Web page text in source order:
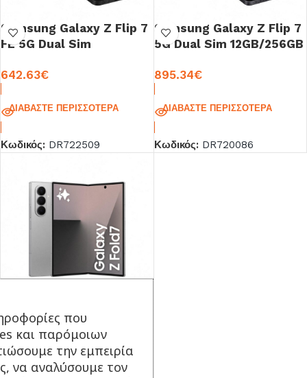
Samsung Galaxy Z Flip 7
FE 5G Dual Sim
642.63€
ΔΙΑΒΆΣΤΕ ΠΕΡΙΣΣΌΤΕΡΑ
Κωδικός: DR722509
Samsung Galaxy Z Flip 7
5G Dual Sim 12GB/256GB
895.34€
ΔΙΑΒΆΣΤΕ ΠΕΡΙΣΣΌΤΕΡΑ
Κωδικός: DR720086
Samsung Galaxy Z Fold 7
5G Dual Sim 12GB/256GB
Silver Shadow
1,536.63€
που
και παρόμοιων
την εμπειρία
να αναλύσουμε τον